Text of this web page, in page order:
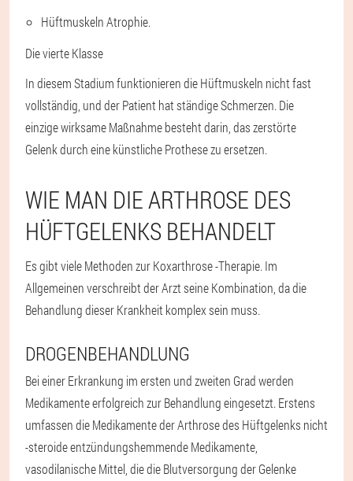
Hüftmuskeln Atrophie.
Die vierte Klasse
In diesem Stadium funktionieren die Hüftmuskeln nicht fast
vollständig, und der Patient hat ständige Schmerzen. Die
einzige wirksame Maßnahme besteht darin, das zerstörte
Gelenk durch eine künstliche Prothese zu ersetzen.
WIE MAN DIE ARTHROSE DES
HÜFTGELENKS BEHANDELT
Es gibt viele Methoden zur Koxarthrose -Therapie. Im
Allgemeinen verschreibt der Arzt seine Kombination, da die
Behandlung dieser Krankheit komplex sein muss.
DROGENBEHANDLUNG
Bei einer Erkrankung im ersten und zweiten Grad werden
Medikamente erfolgreich zur Behandlung eingesetzt. Erstens
umfassen die Medikamente der Arthrose des Hüftgelenks nicht
-steroide entzündungshemmende Medikamente,
vasodilanische Mittel, die die Blutversorgung der Gelenke